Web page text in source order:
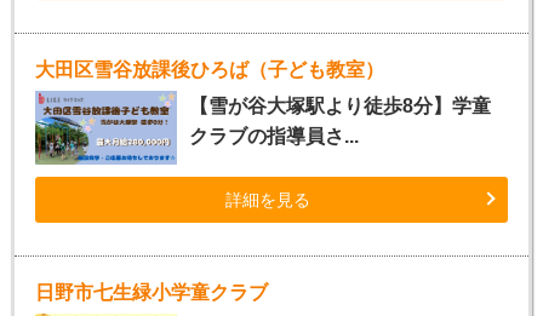
大田区雪谷放課後ひろば（子ども教室）
【雪が谷大塚駅より徒歩8分】学童
クラブの指導員さ...
詳細を見る
日野市七生緑小学童クラブ